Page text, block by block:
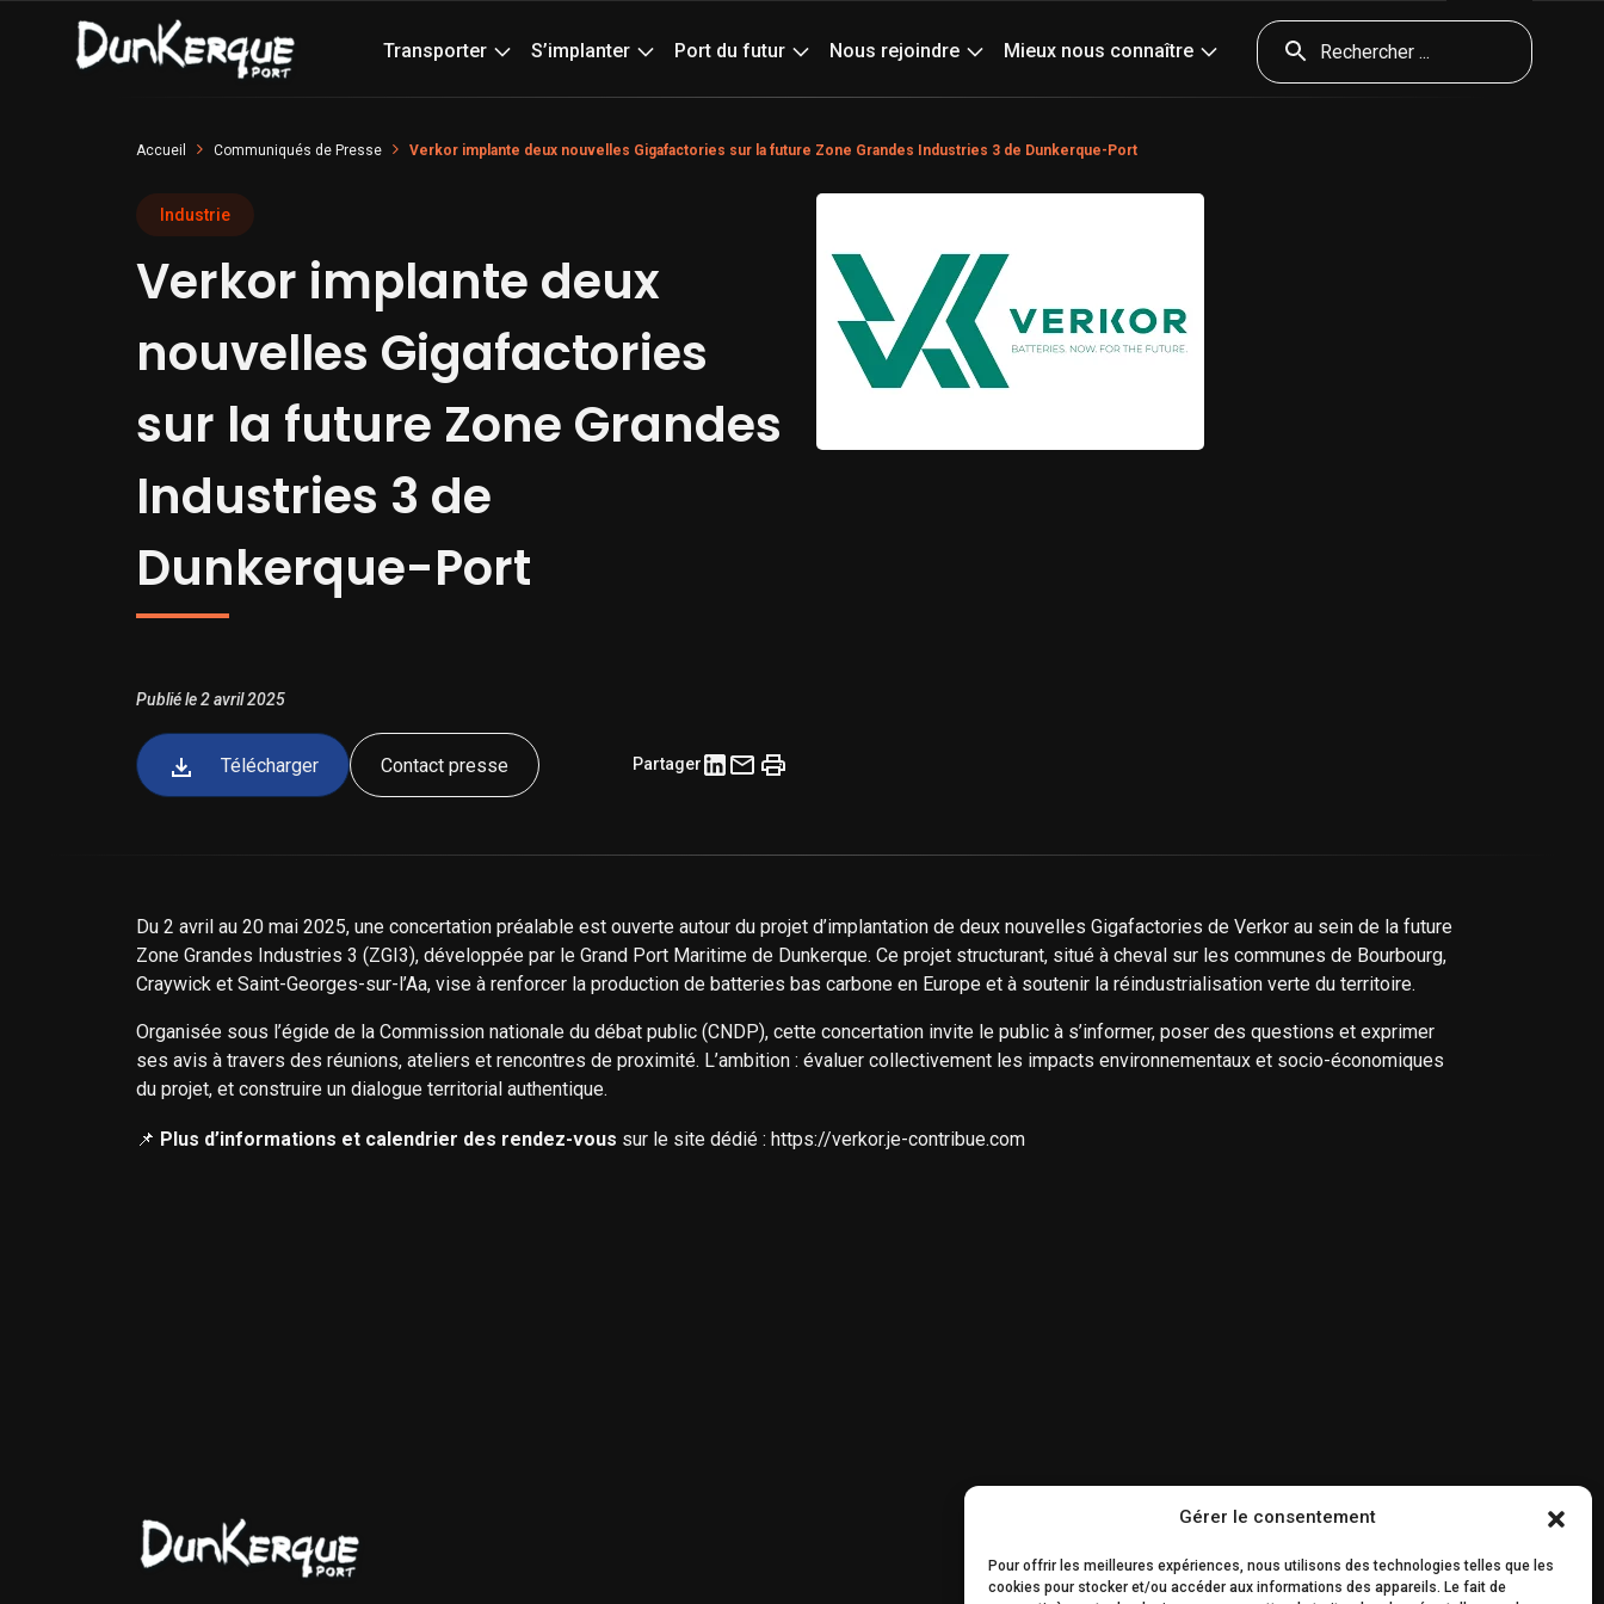
Gérer le consentement
Pour offrir les meilleures expériences, nous utilisons des technologies telles que les
cookies pour stocker et/ou accéder aux informations des appareils. Le fait de
Transporter S’implanter Port du futur Nous rejoindre Mieux nous connaître
Accueil Communiqués de Presse Verkor implante deux nouvelles Gigafactories sur la future Zone Grandes Industries 3 de Dunkerque-Port
Industrie
Verkor implante deux
nouvelles Gigafactories
sur la future Zone Grandes
Industries 3 de
Dunkerque-Port
Publié le 2 avril 2025
Télécharger Contact presse Partager
Du 2 avril au 20 mai 2025, une concertation préalable est ouverte autour du projet d’implantation de deux nouvelles Gigafactories de Verkor au sein de la future
Zone Grandes Industries 3 (ZGI3), développée par le Grand Port Maritime de Dunkerque. Ce projet structurant, situé à cheval sur les communes de Bourbourg,
Craywick et Saint-Georges-sur-l’Aa, vise à renforcer la production de batteries bas carbone en Europe et à soutenir la réindustrialisation verte du territoire.
Organisée sous l’égide de la Commission nationale du débat public (CNDP), cette concertation invite le public à s’informer, poser des questions et exprimer
ses avis à travers des réunions, ateliers et rencontres de proximité. L’ambition : évaluer collectivement les impacts environnementaux et socio-économiques
du projet, et construire un dialogue territorial authentique.
📌 Plus d’informations et calendrier des rendez-vous sur le site dédié : https://verkor.je-contribue.com